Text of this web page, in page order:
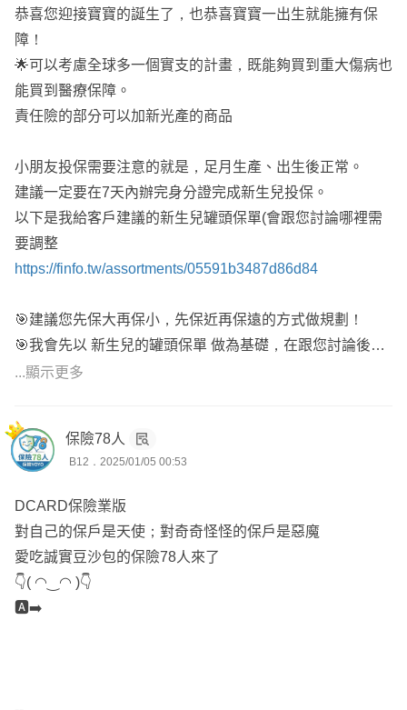
恭喜您迎接寶寶的誕生了，也恭喜寶寶一出生就能擁有保
障！
🌟可以考慮全球多一個實支的計畫，既能夠買到重大傷病也
能買到醫療保障。
責任險的部分可以加新光產的商品
小朋友投保需要注意的就是，足月生產、出生後正常。
建議一定要在7天內辦完身分證完成新生兒投保。
以下是我給客戶建議的新生兒罐頭保單(會跟您討論哪裡需
要調整
https://finfo.tw/assortments/05591b3487d86d84
🎯建議您先保大再保小，先保近再保遠的方式做規劃！
🎯我會先以 新生兒的罐頭保單 做為基礎，在跟您討論後來
做一些調整，能較符合您的需求規劃，我常常協助新生兒規
🌟有任何問題歡直接點擊頭像詢問😀
#解決您的疑問是我的責任♥️
保費及保單內容的部分，希望可以跟您討論後，再規劃調整
會比較符合您的需求😊
...顯示更多
保險78人
B12．2025/01/05 00:53
DCARD保險業版
對自己的保戶是天使；對奇奇怪怪的保戶是惡魔
愛吃誠實豆沙包的保險78人來了
👇( ◠‿◠ )👇
🅰️➡️